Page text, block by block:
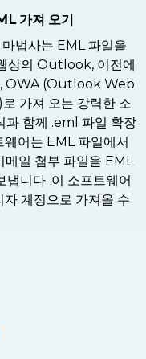
가져 오기
법사는 EML 파일을
상의 Outlook, 이전에
OWA (Outlook Web
가져 오는 강력한 소
과 함께 .eml 파일 확장
웨어는 EML 파일에서
일 첨부 파일을 EML
니다. 이 소프트웨어
계정으로 가져올 수